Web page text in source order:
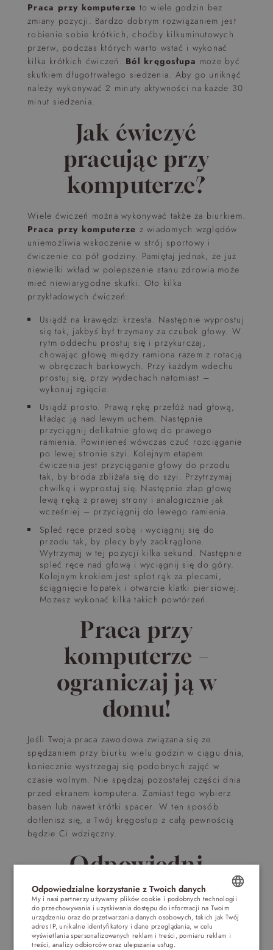
Praca przy komputerze to wiele godzin bez
zmiany pozycji. Bardzo dobrym rozwiązaniem jest
robienie sobie krótkich, choćby kilkuminutowych
przerw, podczas których warto wstać i wykonać
kilka krótkich ćwiczeń. Ból kręgosłupa może być
skutkiem długotrwałego siedzenia. Aby go uniknąć
należy wykonywać 2 minuty aktywności na każde 30
minut siedzenia.
Jak ćwiczyć
pracując przy
komputerze?
Wiele ćwiczeń można wykonywać także za biurkiem.
Praca przy komputerze z wiadomych względów
uniemożliwia wskoczenie w strój sportowy i
ćwiczenie co pół godziny. Pamiętaj jednak, że już
niewielki wkład w polepszenie stanu zdrowia może
mieć niewiarygodne skutki. Oto kilka
przykładowych ćwiczeń:
Usiądź na krawędzi krzesła. Następnie wyprostuj
się tak, jakbyś był trzymany za czubek głowy. W
rytm oddechu prostuj się i przykurczaj,
chowając głowę między ramiona razem z rotacją
w obręczach barkowych. Przy każdym wdechu
prostuj się, przy wydechach natomiast –
wykonuj zgięcie.
Usiądź prosto. Prawą rękę przełóż nad głową,
kładąc ją nad lewym uchem. Następnie
przyciągnij delikatnie głowę do prawego
ramienia. Powinieneś wówczas czuć rozciąganie
po lewej stronie szyi. Kolejnym etapem
ćwiczenia jest przyciąganie głowy do przodu
tak, by broda zbliżała się do szyi. Przytrzymaj
chwilkę i wyprostuj się. Następnie złap głowę
lewą ręką z prawej strony i analogicznie jak
wcześniej – przyciągnij do lewego ramienia.
Spleć ręce przed sobą i wyciągnij się do
przodu tak, by plecy były zaokrąglone.
Wytrzymaj w tej pozycji kilka sekund. Następnie
spleć ręce nad głową i wyciągnij się do góry.
Kolejnym krokiem jest splot rąk za plecami,
ściągnięcie łopatek i otwarcie klatki piersiowej.
Możesz wykonać kilka takich powtórzeń.
Praca przy
komputerze –
ograniczaj ją w
domu!
Jeśli Twoja praca zawodowa związana się ze
spędzaniem przy biurku wielu godzin w ciągu dnia,
koniecznie wystrzegaj się podobnych zajęć w
czasie wolnym. Nie spędzaj pozostałej części dnia
przed ekranem komputera. Zamiast tego wybierz
basen lub nawet krótki spacer. W ten sposób
dotlenisz się, a Twój kręgosłup z całą pewnością
będzie Ci wdzięczny.
Odpowiedni
odpoczynek
Praca przy komputerzeto ogromny wysiłek dla
naszego organizmu. Wydawać się może, że
POLISH
ENGLISH
Odpowiedzialne korzystanie z Twoich danych
My i nasi partnerzy używamy plików cookie i podobnych technologii
do przechowywania i uzyskiwania dostępu do informacji na Twoim
urządzeniu oraz do przetwarzania danych osobowych, takich jak Twój
adres IP, unikalne identyfikatory i dane przeglądania, w celu
wyświetlania spersonalizowanych reklam i treści, pomiaru reklam i
treści, analizy odbiorców oraz ulepszania usług.